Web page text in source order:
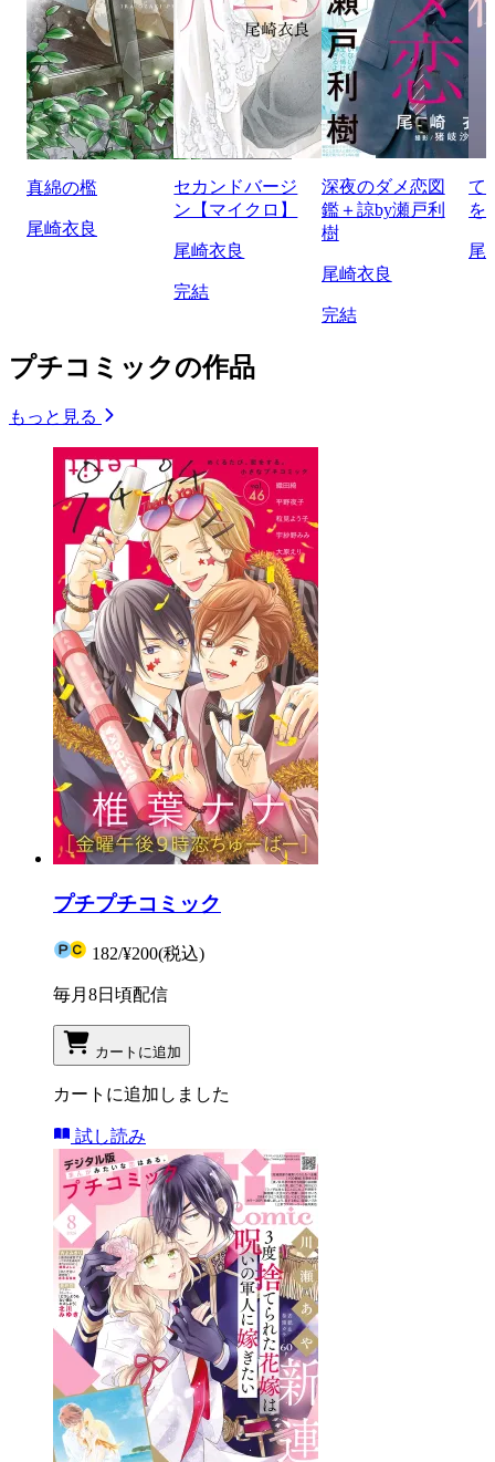
真綿の檻
尾崎衣良
セカンドバージ
ン【マイクロ】
尾崎衣良
完結
深夜のダメ恋図
鑑＋諒by瀬戸利
樹
尾崎衣良
完結
て
を
尾
プチコミックの作品
もっと見る
プチプチコミック
182/¥200(税込)
毎月8日頃配信
カートに追加
カートに追加しました
試し読み